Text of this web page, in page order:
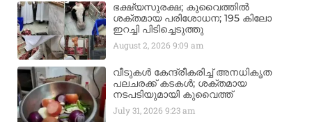
ഭക്ഷ്യസുരക്ഷ; കുവൈത്തിൽ
ശക്തമായ പരിശോധന; 195 കിലോ
ഇറച്ചി പിടിച്ചെടുത്തു
August 2, 20269:09 am
വീടുകൾ കേന്ദ്രീകരിച്ച് അനധികൃത
പലചരക്ക് കടകൾ; ശക്തമായ
നടപടിയുമായി കുവൈത്ത്
July 31, 20269:23 am